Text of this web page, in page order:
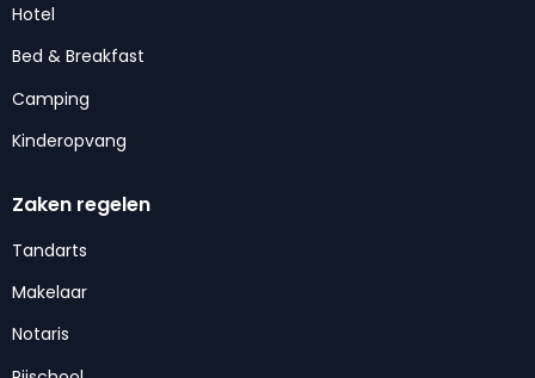
Hotel
Bed & Breakfast
Camping
Kinderopvang
Zaken regelen
Tandarts
Makelaar
Notaris